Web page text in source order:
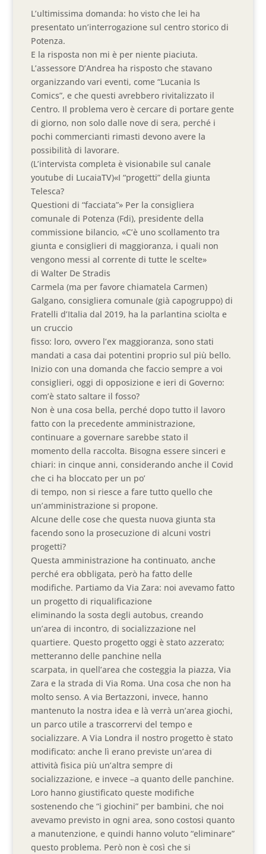
L’ultimissima domanda: ho visto che lei ha
presentato un’interrogazione sul centro storico di
Potenza.
E la risposta non mi è per niente piaciuta.
L’assessore D’Andrea ha risposto che stavano
organizzando vari eventi, come “Lucania Is
Comics”, e che questi avrebbero rivitalizzato il
Centro. Il problema vero è cercare di portare gente
di giorno, non solo dalle nove di sera, perché i
pochi commercianti rimasti devono avere la
possibilità di lavorare.
(L’intervista completa è visionabile sul canale
youtube di LucaiaTV)«I “progetti” della giunta
Telesca?
Questioni di “facciata”» Per la consigliera
comunale di Potenza (Fdi), presidente della
commissione bilancio, «C’è uno scollamento tra
giunta e consiglieri di maggioranza, i quali non
vengono messi al corrente di tutte le scelte»
di Walter De Stradis
Carmela (ma per favore chiamatela Carmen)
Galgano, consigliera comunale (già capogruppo) di
Fratelli d’Italia dal 2019, ha la parlantina sciolta e
un cruccio
fisso: loro, ovvero l’ex maggioranza, sono stati
mandati a casa dai potentini proprio sul più bello.
Inizio con una domanda che faccio sempre a voi
consiglieri, oggi di opposizione e ieri di Governo:
com’è stato saltare il fosso?
Non è una cosa bella, perché dopo tutto il lavoro
fatto con la precedente amministrazione,
continuare a governare sarebbe stato il
momento della raccolta. Bisogna essere sinceri e
chiari: in cinque anni, considerando anche il Covid
che ci ha bloccato per un po’
di tempo, non si riesce a fare tutto quello che
un’amministrazione si propone.
Alcune delle cose che questa nuova giunta sta
facendo sono la prosecuzione di alcuni vostri
progetti?
Questa amministrazione ha continuato, anche
perché era obbligata, però ha fatto delle
modifiche. Partiamo da Via Zara: noi avevamo fatto
un progetto di riqualificazione
eliminando la sosta degli autobus, creando
un’area di incontro, di socializzazione nel
quartiere. Questo progetto oggi è stato azzerato;
metteranno delle panchine nella
scarpata, in quell’area che costeggia la piazza, Via
Zara e la strada di Via Roma. Una cosa che non ha
molto senso. A via Bertazzoni, invece, hanno
mantenuto la nostra idea e là verrà un’area giochi,
un parco utile a trascorrervi del tempo e
socializzare. A Via Londra il nostro progetto è stato
modificato: anche lì erano previste un’area di
attività fisica più un’altra sempre di
socializzazione, e invece –a quanto delle panchine.
Loro hanno giustificato queste modifiche
sostenendo che “i giochini” per bambini, che noi
avevamo previsto in ogni area, sono costosi quanto
a manutenzione, e quindi hanno voluto “eliminare”
questo problema. Però non è così che si